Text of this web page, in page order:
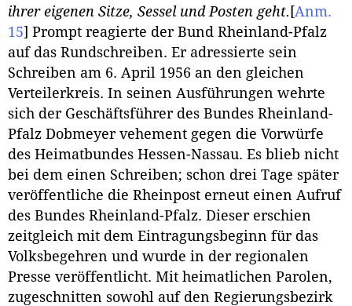
ihrer eigenen Sitze, Sessel und Posten geht. [Anm.
15] Prompt reagierte der Bund Rheinland-Pfalz
auf das Rundschreiben. Er adressierte sein
Schreiben am 6. April 1956 an den gleichen
Verteilerkreis. In seinen Ausführungen wehrte
sich der Geschäftsführer des Bundes Rheinland-
Pfalz Dobmeyer vehement gegen die Vorwürfe
des Heimatbundes Hessen-Nassau. Es blieb nicht
bei dem einen Schreiben; schon drei Tage später
veröffentliche die Rheinpost erneut einen Aufruf
des Bundes Rheinland-Pfalz. Dieser erschien
zeitgleich mit dem Eintragungsbeginn für das
Volksbegehren und wurde in der regionalen
Presse veröffentlicht. Mit heimatlichen Parolen,
zugeschnitten sowohl auf den Regierungsbezirk